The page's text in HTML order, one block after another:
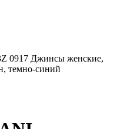
0917 Джинсы женские,
темно-синий